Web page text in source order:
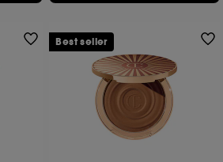
Best seller